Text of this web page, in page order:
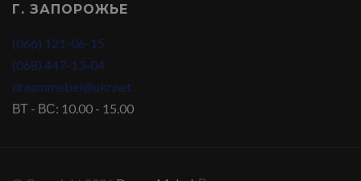
Г. ЗАПОРОЖЬЕ
(066) 121-06-15
(068) 447-13-04
dreammebel@ukr.net
ВТ - ВС: 10.00 - 15.00